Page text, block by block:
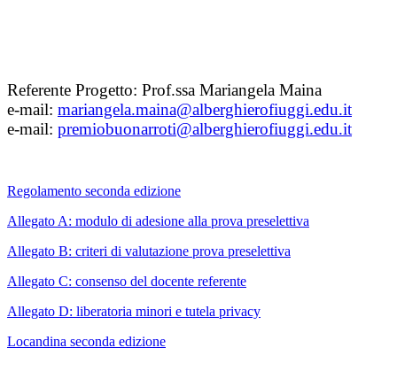
Referente Progetto: Prof.ssa Mariangela Maina
e-mail: mariangela.maina@alberghierofiuggi.edu.it
e-mail: premiobuonarroti@alberghierofiuggi.edu.it
Regolamento seconda edizione
Allegato A: modulo di adesione alla prova preselettiva
Allegato B: criteri di valutazione prova preselettiva
Allegato C: consenso del docente referente
Allegato D: liberatoria minori e tutela privacy
Locandina seconda edizione